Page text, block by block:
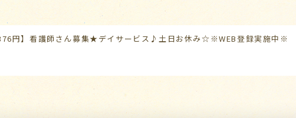
円】看護師さん募集★デイサービス♪土日お休み☆※WEB登録実施中※